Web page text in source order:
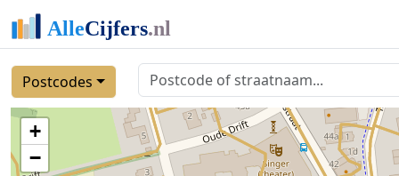
Postcodes
+
−